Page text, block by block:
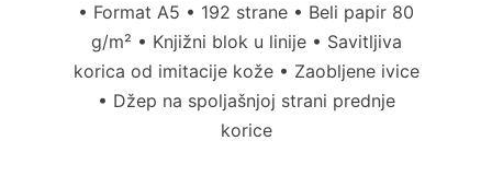
• Format A5 • 192 strane • Beli papir 80
g/m² • Knjižni blok u linije • Savitljiva
korica od imitacije kože • Zaobljene ivice
• Džep na spoljašnjoj strani prednje
korice